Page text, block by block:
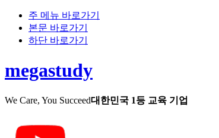
주 메뉴 바로가기
본문 바로가기
하단 바로가기
megastudy
We Care, You Succeed대한민국 1등 교육 기업